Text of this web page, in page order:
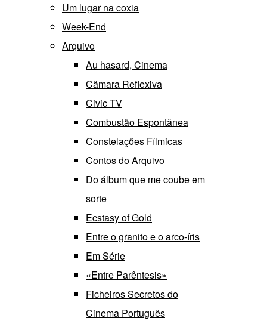
Um lugar na coxia
Week-End
Arquivo
Au hasard, Cinema
Câmara Reflexiva
Civic TV
Combustão Espontânea
Constelações Fílmicas
Contos do Arquivo
Do álbum que me coube em
sorte
Ecstasy of Gold
Entre o granito e o arco-íris
Em Série
«Entre Parêntesis»
Ficheiros Secretos do
Cinema Português